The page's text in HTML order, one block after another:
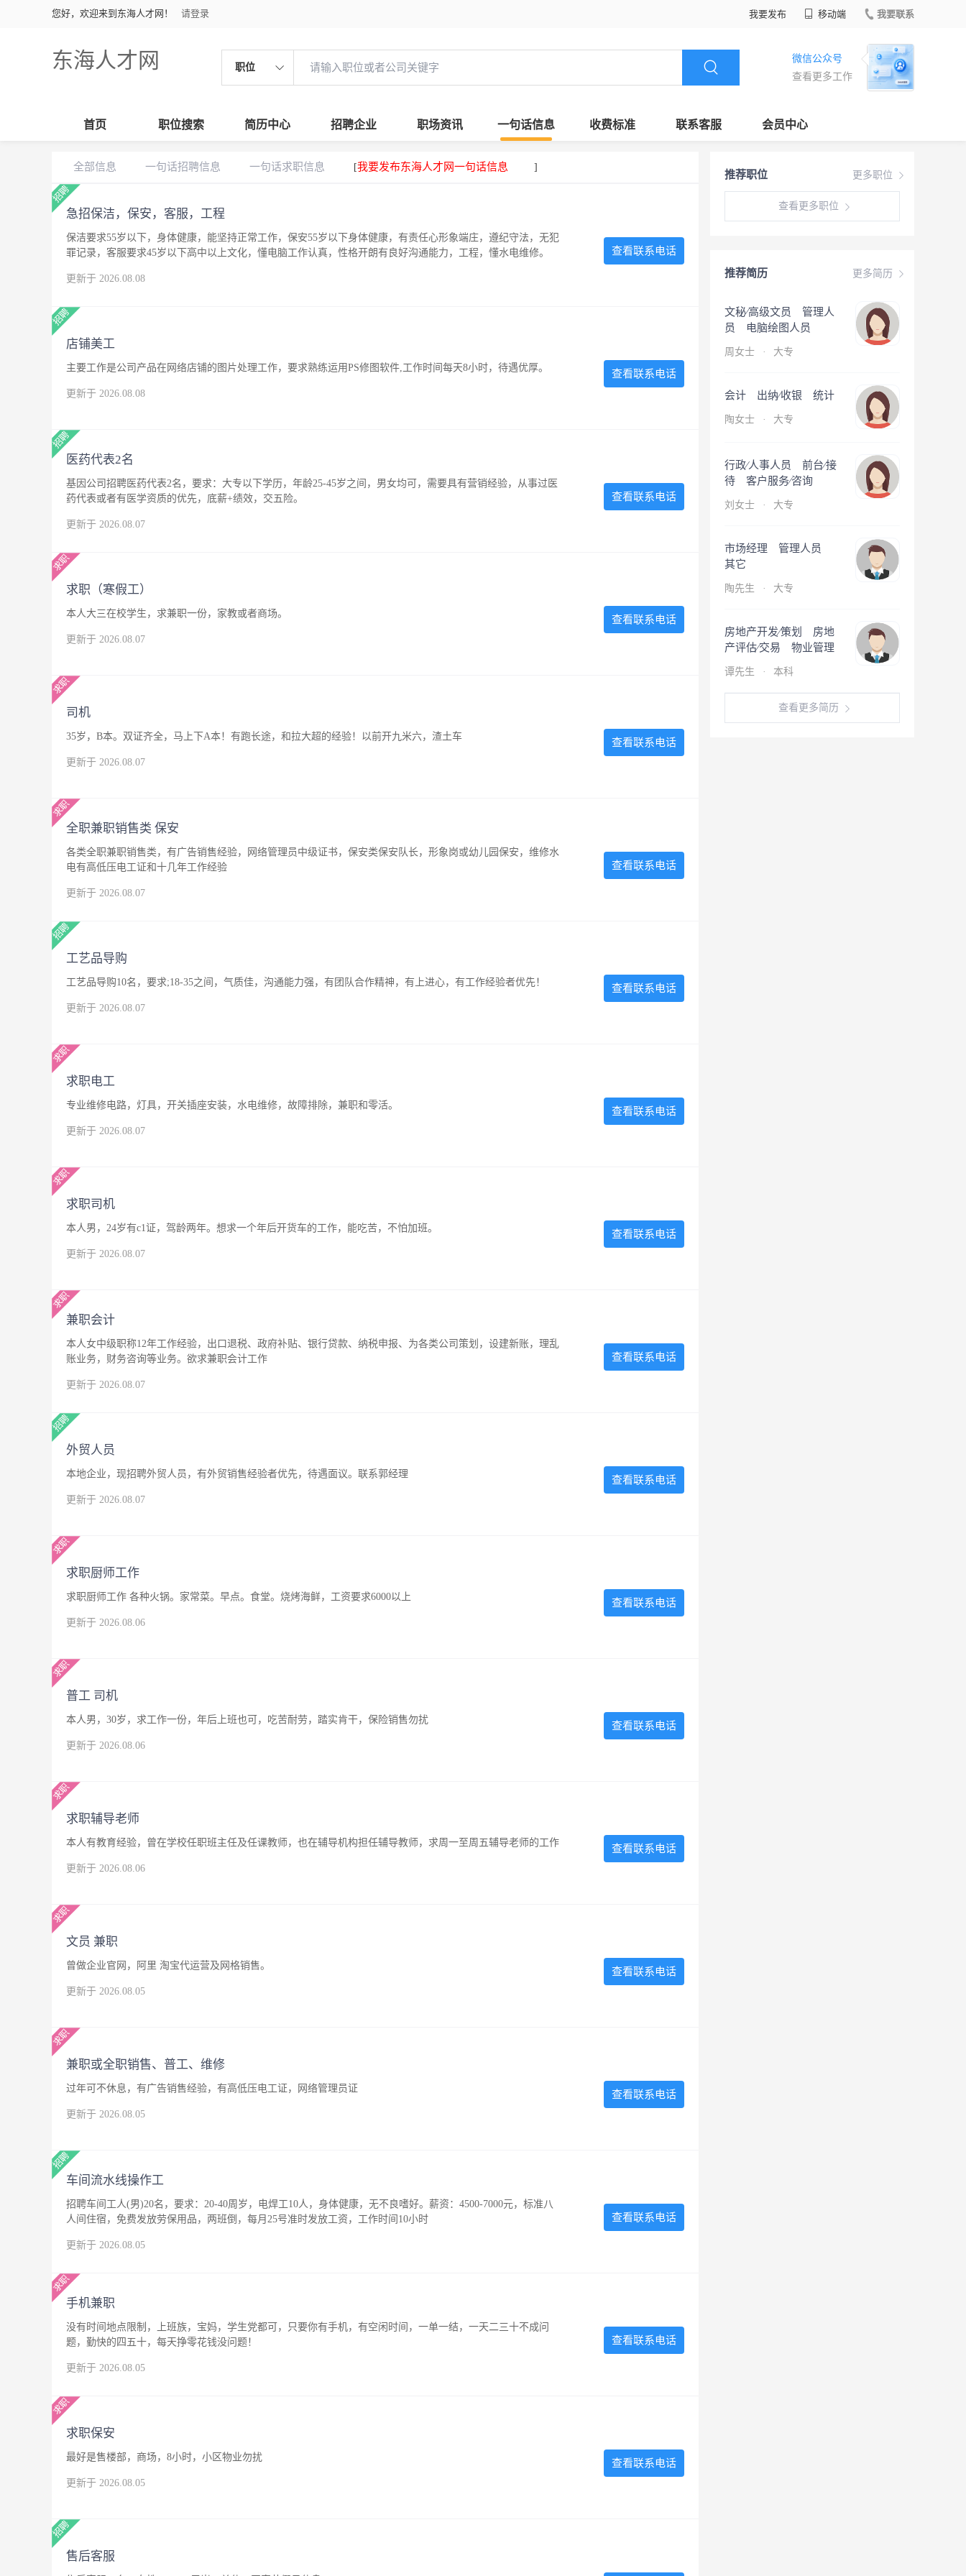
您好，欢迎来到东海人才网！ 请登录 我要发布 移动端 我要联系
东海人才网 职位
微信公众号
查看更多工作
首页 职位搜索 简历中心 招聘企业 职场资讯 一句话信息 收费标准 联系客服 会员中心
更多职位
推荐职位
查看更多职位
更多简历
推荐简历
文秘∕高级文员 管理人
员 电脑绘图人员
周女士 · 大专
会计 出纳∕收银 统计
陶女士 · 大专
行政∕人事人员 前台∕接
待 客户服务∕咨询
刘女士 · 大专
市场经理 管理人员
其它
陶先生 · 大专
房地产开发∕策划 房地
产评估∕交易 物业管理
谭先生 · 本科
查看更多简历
全部信息 一句话招聘信息 一句话求职信息 [我要发布东海人才网一句话信息 ]
急招保洁，保安，客服，工程
保洁要求55岁以下，身体健康，能坚持正常工作，保安55岁以下身体健康，有责任心形象端庄，遵纪守法，无犯
罪记录，客服要求45岁以下高中以上文化，懂电脑工作认真，性格开朗有良好沟通能力，工程，懂水电维修。
更新于 2026.08.08
查看联系电话
店铺美工
主要工作是公司产品在网络店铺的图片处理工作，要求熟练运用PS修图软件,工作时间每天8小时，待遇优厚。
更新于 2026.08.08
查看联系电话
医药代表2名
基因公司招聘医药代表2名，要求：大专以下学历，年龄25-45岁之间，男女均可，需要具有营销经验，从事过医
药代表或者有医学资质的优先，底薪+绩效，交五险。
更新于 2026.08.07
查看联系电话
求职（寒假工）
本人大三在校学生，求兼职一份，家教或者商场。
更新于 2026.08.07
查看联系电话
司机
35岁，B本。双证齐全，马上下A本！有跑长途，和拉大超的经验！以前开九米六，渣土车
更新于 2026.08.07
查看联系电话
全职兼职销售类 保安
各类全职兼职销售类，有广告销售经验，网络管理员中级证书，保安类保安队长，形象岗或幼儿园保安，维修水
电有高低压电工证和十几年工作经验
更新于 2026.08.07
查看联系电话
工艺品导购
工艺品导购10名，要求;18-35之间，气质佳，沟通能力强，有团队合作精神，有上进心，有工作经验者优先！
更新于 2026.08.07
查看联系电话
求职电工
专业维修电路，灯具，开关插座安装，水电维修，故障排除，兼职和零活。
更新于 2026.08.07
查看联系电话
求职司机
本人男，24岁有c1证，驾龄两年。想求一个年后开货车的工作，能吃苦，不怕加班。
更新于 2026.08.07
查看联系电话
兼职会计
本人女中级职称12年工作经验，出口退税、政府补贴、银行贷款、纳税申报、为各类公司策划，设建新账，理乱
账业务，财务咨询等业务。欲求兼职会计工作
更新于 2026.08.07
查看联系电话
外贸人员
本地企业，现招聘外贸人员，有外贸销售经验者优先，待遇面议。联系郭经理
更新于 2026.08.07
查看联系电话
求职厨师工作
求职厨师工作 各种火锅。家常菜。早点。食堂。烧烤海鲜，工资要求6000以上
更新于 2026.08.06
查看联系电话
普工 司机
本人男，30岁，求工作一份，年后上班也可，吃苦耐劳，踏实肯干，保险销售勿扰
更新于 2026.08.06
查看联系电话
求职辅导老师
本人有教育经验，曾在学校任职班主任及任课教师，也在辅导机构担任辅导教师，求周一至周五辅导老师的工作
更新于 2026.08.06
查看联系电话
文员 兼职
曾做企业官网，阿里 淘宝代运营及网格销售。
更新于 2026.08.05
查看联系电话
兼职或全职销售、普工、维修
过年可不休息，有广告销售经验，有高低压电工证，网络管理员证
更新于 2026.08.05
查看联系电话
车间流水线操作工
招聘车间工人(男)20名，要求：20-40周岁，电焊工10人，身体健康，无不良嗜好。薪资：4500-7000元，标准八
人间住宿，免费发放劳保用品，两班倒，每月25号准时发放工资，工作时间10小时
更新于 2026.08.05
查看联系电话
手机兼职
没有时间地点限制，上班族，宝妈，学生党都可，只要你有手机，有空闲时间，一单一结，一天二三十不成问
题，勤快的四五十，每天挣零花钱没问题！
更新于 2026.08.05
查看联系电话
求职保安
最好是售楼部，商场，8小时，小区物业勿扰
更新于 2026.08.05
查看联系电话
售后客服